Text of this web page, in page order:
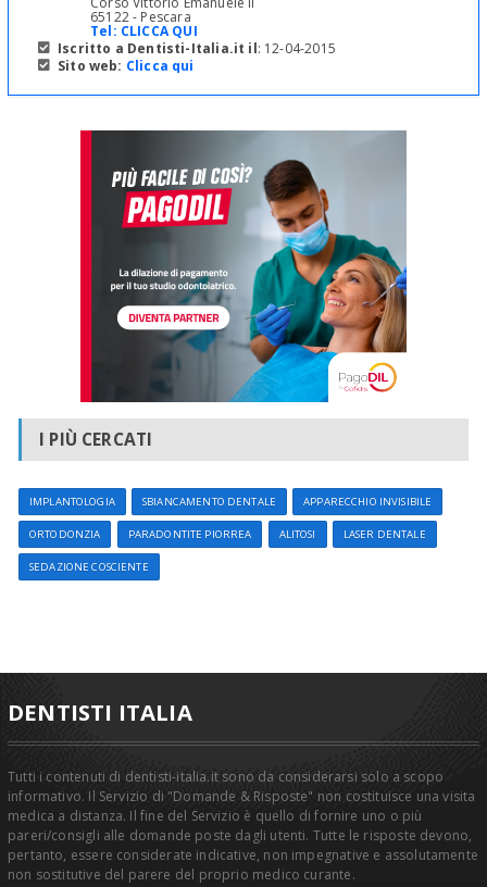
65122 - Pescara
Tel: CLICCA QUI
Iscritto a Dentisti-Italia.it il: 12-04-2015
Sito web: Clicca qui
I PIÙ CERCATI
IMPLANTOLOGIA SBIANCAMENTO DENTALE APPARECCHIO INVISIBILE
ORTODONZIA PARADONTITE PIORREA ALITOSI LASER DENTALE
SEDAZIONE COSCIENTE
DENTISTI ITALIA
Tutti i contenuti di dentisti-italia.it sono da considerarsi solo a scopo
informativo. Il Servizio di "Domande & Risposte" non costituisce una visita
medica a distanza. Il fine del Servizio è quello di fornire uno o più
pareri/consigli alle domande poste dagli utenti. Tutte le risposte devono,
pertanto, essere considerate indicative, non impegnative e assolutamente
non sostitutive del parere del proprio medico curante.